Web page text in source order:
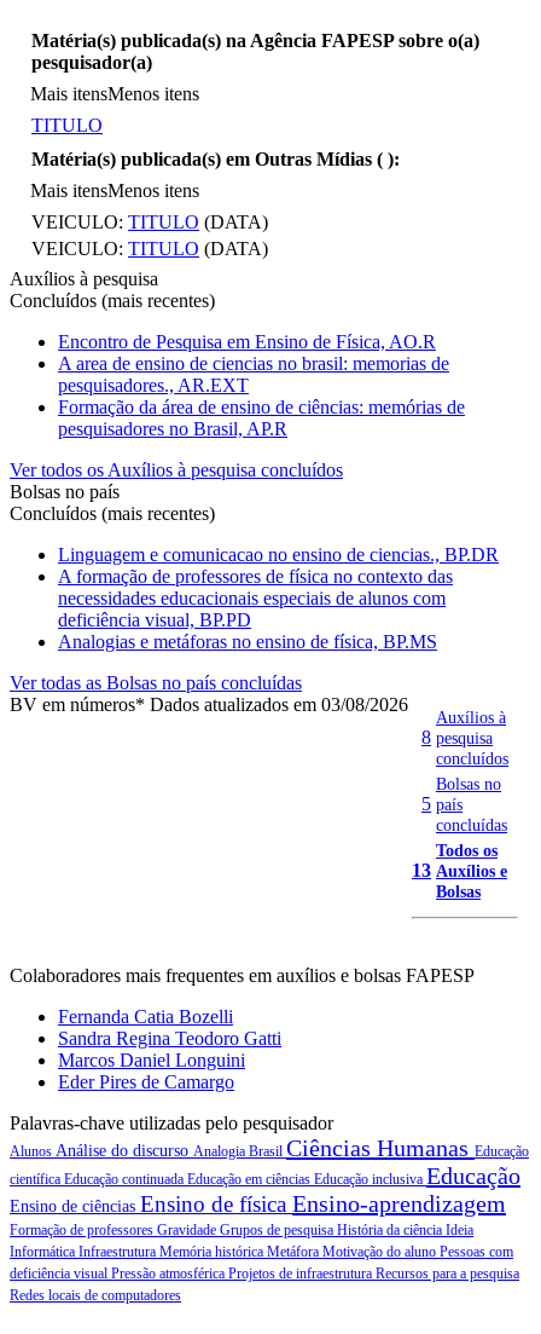
Matéria(s) publicada(s) na Agência FAPESP sobre o(a)
pesquisador(a)
Mais itensMenos itens
TITULO
Matéria(s) publicada(s) em Outras Mídias ( ):
Mais itensMenos itens
VEICULO: TITULO (DATA)
VEICULO: TITULO (DATA)
Auxílios à pesquisa
Concluídos (mais recentes)
Encontro de Pesquisa em Ensino de Física, AO.R
A area de ensino de ciencias no brasil: memorias de
pesquisadores., AR.EXT
Formação da área de ensino de ciências: memórias de
pesquisadores no Brasil, AP.R
Ver todos os Auxílios à pesquisa concluídos
Bolsas no país
Concluídos (mais recentes)
Linguagem e comunicacao no ensino de ciencias., BP.DR
A formação de professores de física no contexto das
necessidades educacionais especiais de alunos com
deficiência visual, BP.PD
Analogias e metáforas no ensino de física, BP.MS
Ver todas as Bolsas no país concluídas
BV em números* Dados atualizados em 03/08/2026
8
Auxílios à
pesquisa
concluídos
5
Bolsas no
país
concluídas
13
Todos os
Auxílios e
Bolsas
Colaboradores mais frequentes em auxílios e bolsas FAPESP
Fernanda Catia Bozelli
Sandra Regina Teodoro Gatti
Marcos Daniel Longuini
Eder Pires de Camargo
Palavras-chave utilizadas pelo pesquisador
Alunos Análise do discurso Analogia Brasil Ciências Humanas Educação
científica Educação continuada Educação em ciências Educação inclusiva Educação
Ensino de ciências Ensino de física Ensino-aprendizagem
Formação de professores Gravidade Grupos de pesquisa História da ciência Ideia
Informática Infraestrutura Memória histórica Metáfora Motivação do aluno Pessoas com
deficiência visual Pressão atmosférica Projetos de infraestrutura Recursos para a pesquisa
Redes locais de computadores